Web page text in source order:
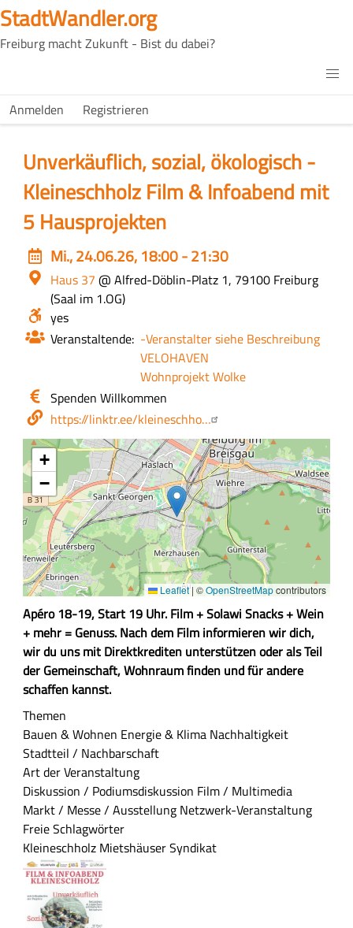
Direkt
zum
Inhalt
StadtWandler.org
Freiburg macht Zukunft - Bist du dabei?
Main
H4C
USER
Anmelden Registrieren
Unverkäuflich, sozial, ökologisch -
Kleineschholz Film & Infoabend mit
5 Hausprojekten
Event
date
Mi., 24.06.26, 18:00 - 21:30
Ort
Haus 37 @ Alfred-Döblin-Platz 1, 79100 Freiburg
Ort
Saal im 1.OG
Barrierefrei?
yes
Veranstaltende -Veranstalter siehe Beschreibung
VELOHAVEN
Wohnprojekt Wolke
Eintritt
/
Kosten
Spenden Willkommen
Webseite
https://linktr.ee/kleineschho…
+
−
Leaflet | ©OpenStreetMapcontributors
Z
u
s
a
m
m
e
n
f
a
s
s
u
n
g
Apéro 18-19, Start 19 Uhr. Film + Solawi Snacks + Wein
+ mehr = Genuss. Nach dem Film informieren wir dich,
wir du uns mit Direktkrediten unterstützen oder als Teil
der Gemeinschaft, Wohnraum finden und für andere
schaffen kannst.
Themen
Bauen & Wohnen Energie & Klima Nachhaltigkeit
Stadtteil / Nachbarschaft
Art der Veranstaltung
Diskussion / Podiumsdiskussion Film / Multimedia
Markt / Messe / Ausstellung Netzwerk-Veranstaltung
Freie Schlagwörter
Kleineschholz Mietshäuser Syndikat